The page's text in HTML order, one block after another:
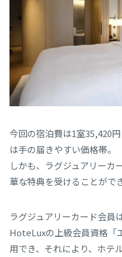
今回の宿泊費は1室35,420
は手の届きやすい価格帯。
しかも、ラグジュアリーカ
華な特典を受けることがで
ラグジュアリーカード会員
HoteLuxの上級会員資格「
用でき、それにより、ホテ